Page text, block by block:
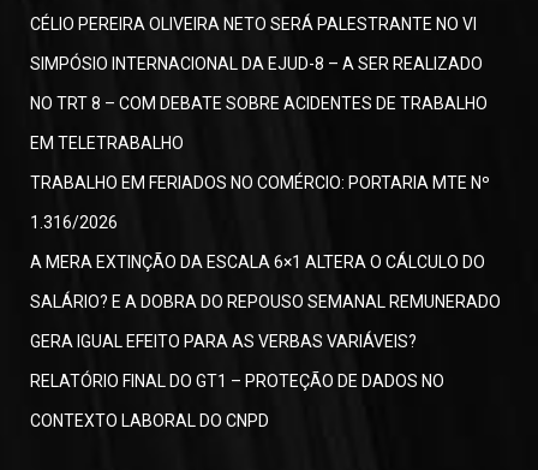
CÉLIO PEREIRA OLIVEIRA NETO SERÁ PALESTRANTE NO VI
SIMPÓSIO INTERNACIONAL DA EJUD-8 – A SER REALIZADO
NO TRT 8 – COM DEBATE SOBRE ACIDENTES DE TRABALHO
EM TELETRABALHO
TRABALHO EM FERIADOS NO COMÉRCIO: PORTARIA MTE Nº
1.316/2026
A MERA EXTINÇÃO DA ESCALA 6×1 ALTERA O CÁLCULO DO
SALÁRIO? E A DOBRA DO REPOUSO SEMANAL REMUNERADO
GERA IGUAL EFEITO PARA AS VERBAS VARIÁVEIS?
RELATÓRIO FINAL DO GT1 – PROTEÇÃO DE DADOS NO
CONTEXTO LABORAL DO CNPD